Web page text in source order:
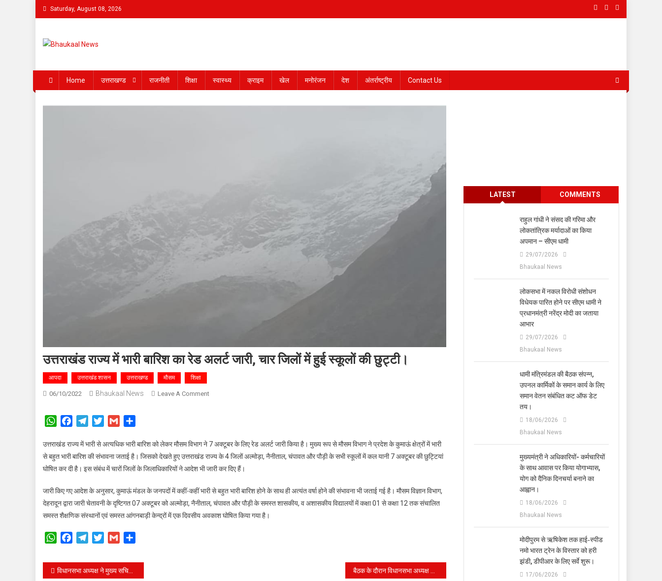
Skip
to
Saturday, August 08, 2026
Home उत्तराखण्ड राजनीती शिक्षा स्वास्थ्य क्राइम खेल मनोरंजन देश अंतर्राष्ट्रीय Contact Us
उत्तराखंड राज्य में भारी बारिश का रेड अलर्ट जारी, चार जिलों में हुई स्कूलों की छुट्टी।
आपदा उत्तराखंड शासन उत्तराखण्ड मौसम शिक्षा
06/10/2022 Bhaukaal News Leave A CommentOn
का
रेड
जारी,
चार
जिलों
WhatsAppFacebookTelegramTwitterGmail
उत्तराखंड राज्य में भारी से अत्यधिक भारी बारिश को लेकर मौसम विभाग ने 7 अक्टूबर के लिए रेड अलर्ट जारी किया है। मुख्य रूप से मौसम विभाग ने प्रदेश के कुमाऊं क्षेत्रों में भारी
से बहुत भारी बारिश की संभावना जताई है। जिसको देखते हुए उत्तराखंड राज्य के 4 जिलों अल्मोड़ा, नैनीताल, चंपावत और पौड़ी के सभी स्कूलों में कल यानी 7 अक्टूबर की छुट्टियां
घोषित कर दी है। इस संबंध में चारों जिलों के जिलाधिकारियों ने आदेश भी जारी कर दिए हैं।
जारी किए गए आदेश के अनुसार, कुमाऊं मंडल के जनपदों में कहीं-कहीं भारी से बहुत भारी बारिश होने के साथ ही अत्यंत वर्षा होने की संभावना भी जताई गई है। मौसम विज्ञान विभाग,
देहरादून द्वारा जारी चेतावनी के दृष्टिगत 07 अक्टूबर को अल्मोड़ा, नैनीताल, चंपावत और पौड़ी के समस्त शासकीय, व अशासकीय विद्यालयों में कक्षा 01 से कक्षा 12 तक संचालित
समस्त शैक्षणिक संस्थानों एवं समस्त आंगनबाड़ी केन्द्रों में एक दिवसीय अवकाश घोषित किया गया है।
WhatsAppFacebookTelegramTwitterGmail
Post
विधानसभा अध्यक्ष ने मुख्य सचिव और डीजीपी के साथ की बैठक, आगामी त्योहारों को लेकर सतर्क रहने के निर्देश बैठक के दौरान विधानसभा अध्यक्ष ने दिखाए सख्त तेवर, मांगी कार्यो की रिपोर्ट
LATEST COMMENTS
राहुल गांधी ने संसद की गरिमा और
लोकतांत्रिक मर्यादाओं का किया
अपमान – सीएम धामी
29/07/2026
Bhaukaal News
लोकसभा में नकल विरोधी संशोधन
विधेयक पारित होने पर सीएम धामी ने
प्रधानमंत्री नरेंद्र मोदी का जताया
आभार
29/07/2026
Bhaukaal News
धामी मंत्रिमंडल की बैठक संपन्न,
उपनल कार्मिकों के समान कार्य के लिए
समान वेतन संबंधित कट ऑफ डेट
तय।
18/06/2026
Bhaukaal News
मुख्यमंत्री ने अधिकारियों- कर्मचारियों
के साथ आवास पर किया योगाभ्यास,
योग को दैनिक दिनचर्या बनाने का
आह्वान।
18/06/2026
Bhaukaal News
मोदीपुरम से ऋषिकेश तक हाई‑स्पीड
नमो भारत ट्रेन के विस्तार को हरी
झंडी, डीपीआर के लिए सर्वे शुरू।
17/06/2026